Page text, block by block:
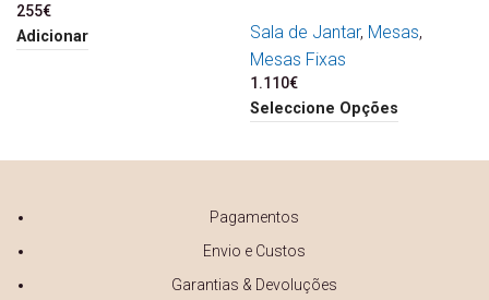
255€
Adicionar Sala de Jantar, Mesas,
Mesas Fixas
1.110€
Seleccione Opções
Pagamentos
Envio e Custos
Garantias & Devoluções